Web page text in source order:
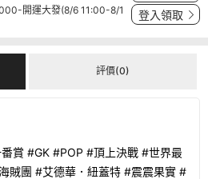
開運大發(8/6 11:00-8/1
登入領取
評價(0)
賞 #GK #POP #頂上決戰 #世界最
賊團 #艾德華．紐蓋特 #震震果實 #